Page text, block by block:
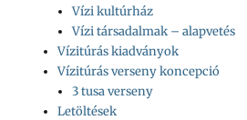
Vízi kultúrház
Vízi társadalmak – alapvetés
Vízitúrás kiadványok
Vízitúrás verseny koncepció
3 tusa verseny
Letöltések